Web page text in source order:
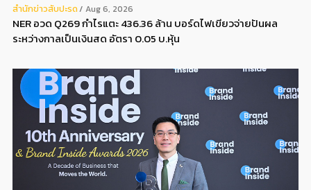
สํานักข่าวสับปะรด Aug 6, 2026
NER อวด Q269 กำไรแตะ 436.36 ล้าน บอร์ดไฟเขียวจ่ายปันผล
ระหว่างกาลเป็นเงินสด อัตรา 0.05 บ.หุ้น